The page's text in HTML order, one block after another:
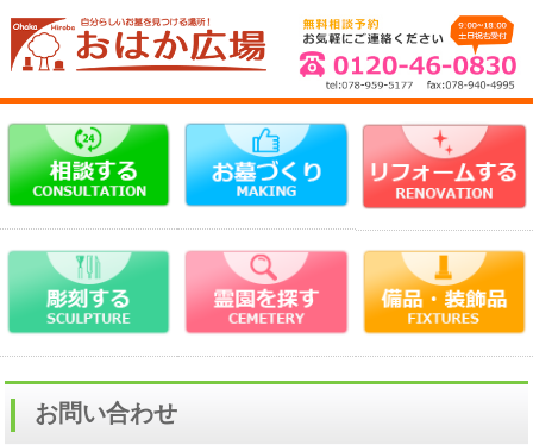
お問い合わせ